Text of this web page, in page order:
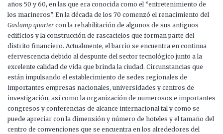
años 50 y 60, en las que era conocida como el “entretenimiento de
los marineros”. En la década de los 70 comenzó el renacimiento del
Gaslamp quarter con la rehabilitación de algunos de sus antiguos
edificios y la construcción de rascacielos que forman parte del
distrito financiero. Actualmente, el barrio se encuentra en continua
efervescencia debido al despunte del sector tecnológico junto a la
excelente calidad de vida que brinda la ciudad. Circunstancias que
están impulsando el establecimiento de sedes regionales de
importantes empresas nacionales, universidades y centros de
investigación, así como la organización de numerosos e importantes
congresos y conferencias de alcance internacional tal y como se
puede apreciar con la dimensión y número de hoteles y el tamaño del
centro de convenciones que se encuentra en los alrededores del